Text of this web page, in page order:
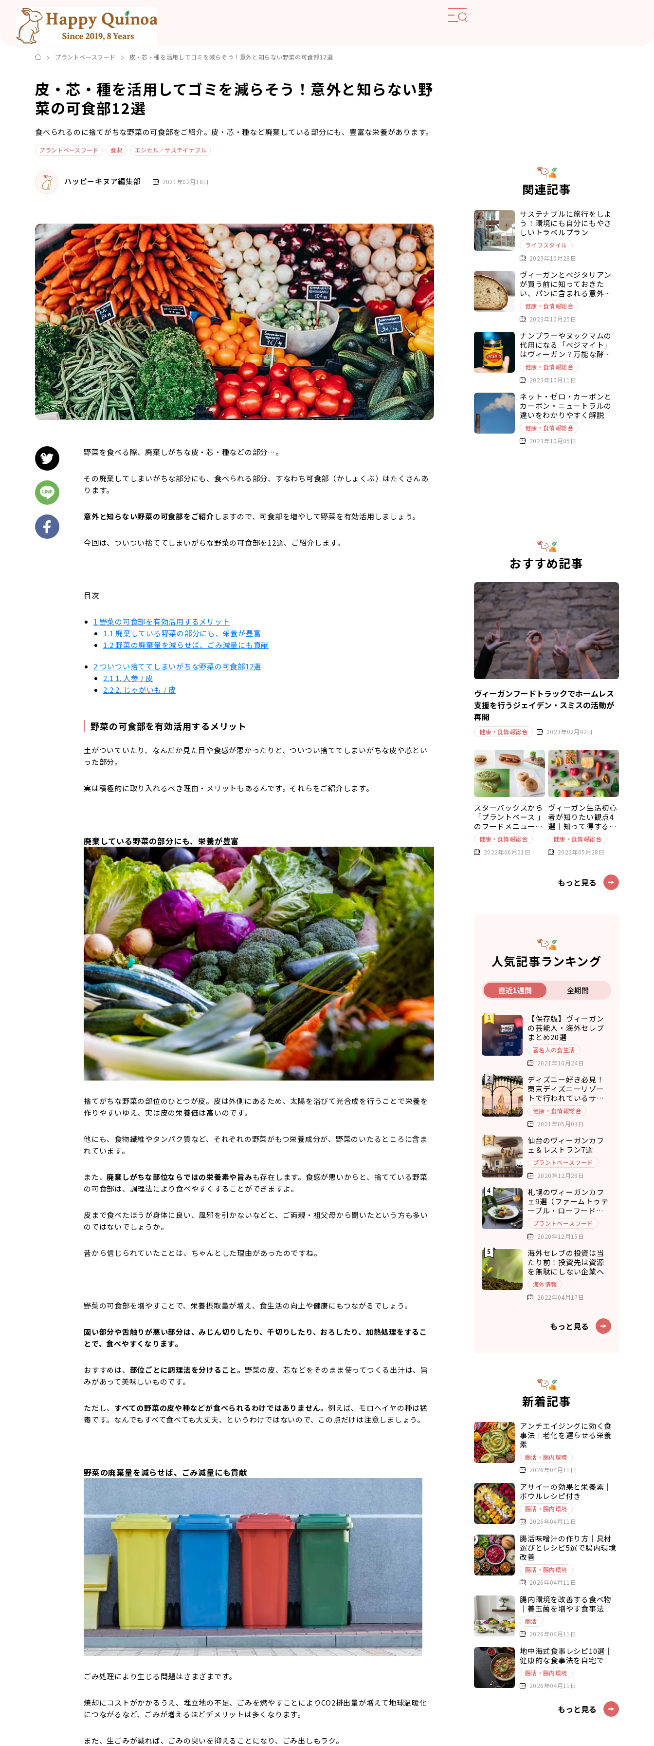
プラントベースフード 皮・芯・種を活用してゴミを減らそう！意外と知らない野菜の可食部12選
皮・芯・種を活用してゴミを減らそう！意外と知らない野
菜の可食部12選
食べられるのに捨てがちな野菜の可食部をご紹介。皮・芯・種など廃棄している部分にも、豊富な栄養があります。
プラントベースフード 食材 エシカル／サステイナブル
ハッピーキヌア編集部 2021年02月18日
野菜を食べる際、廃棄しがちな皮・芯・種などの部分…。
その廃棄してしまいがちな部分にも、食べられる部分、すなわち可食部（かしょくぶ）はたくさんあ
ります。
意外と知らない野菜の可食部をご紹介しますので、可食部を増やして野菜を有効活用しましょう。
今回は、ついつい捨ててしまいがちな野菜の可食部を12選、ご紹介します。
目次
1 野菜の可食部を有効活用するメリット
1.1 廃棄している野菜の部分にも、栄養が豊富
1.2野菜の廃棄量を減らせば、ごみ減量にも貢献
2 ついつい捨ててしまいがちな野菜の可食部12選
2.1 1. 人参 / 皮
2.2 2. じゃがいも / 皮
野菜の可食部を有効活用するメリット
土がついていたり、なんだか見た目や食感が悪かったりと、ついつい捨ててしまいがちな皮や芯とい
った部分。
実は積極的に取り入れるべき理由・メリットもあるんです。それらをご紹介します。
廃棄している野菜の部分にも、栄養が豊富
捨てがちな野菜の部位のひとつが皮。皮は外側にあるため、太陽を浴びて光合成を行うことで栄養を
作りやすいゆえ、実は皮の栄養価は高いのです。
他にも、食物繊維やタンパク質など、それぞれの野菜がもつ栄養成分が、野菜のいたるところに含ま
れています。
また、廃棄しがちな部位ならではの栄養素や旨みも存在します。食感が悪いからと、捨てている野菜
の可食部は、調理法により食べやすくすることができますよ。
皮まで食べたほうが身体に良い、風邪を引かないなどと、ご両親・祖父母から聞いたという方も多い
のではないでしょうか。
昔から信じられていたことは、ちゃんとした理由があったのですね。
野菜の可食部を増やすことで、栄養摂取量が増え、食生活の向上や健康にもつながるでしょう。
固い部分や舌触りが悪い部分は、みじん切りしたり、千切りしたり、おろしたり、加熱処理をするこ
とで、食べやすくなります。
おすすめは、 部位ごとに調理法を分けること。 野菜の皮、芯などをそのまま使ってつくる出汁は、旨
みがあって美味しいものです。
ただし、 すべての野菜の皮や種などが食べられるわけではありません。 例えば、モロヘイヤの種は猛
毒です。なんでもすべて食べても大丈夫、というわけではないので、この点だけは注意しましょう。
野菜の廃棄量を減らせば、ごみ減量にも貢献
ごみ処理により生じる問題はさまざまです。
焼却にコストがかかるうえ、埋立地の不足、ごみを燃やすことによりCO2排出量が増えて地球温暖化
につながるなど、ごみが増えるほどデメリットは多くなります。
また、生ごみが減れば、ごみの臭いを抑えることになり、ごみ出しもラク。
関連記事
サステナブルに旅行をしよ
う！環境にも自分にもやさ
しいトラベルプラン
ライフスタイル
2023年10月28日
ヴィーガンとベジタリアン
が買う前に知っておきた
い、パンに含まれる意外な
動物由来原料とは？
健康・食情報総合
2023年10月25日
ナンプラーやヌックマムの
代用になる「ベジマイト」
はヴィーガン？万能な酵母
エキスベースの調味料を徹
底解説
健康・食情報総合
2023年10月11日
ネット・ゼロ・カーボンと
カーボン・ニュートラルの
違いをわかりやすく解説
健康・食情報総合
2023年10月05日
おすすめ記事
ヴィーガンフードトラックでホームレス
支援を行うジェイデン・スミスの活動が
再開
健康・食情報総合 2023年02月02日
スターバックスから
「プラントベース 」
のフードメニューが
新発売
健康・食情報総合
2022年06月01日
ヴィーガン生活初心
者が知りたい観点4
選｜知って得する豆
知識～基本編～
健康・食情報総合
2022年05月28日
もっと見る
人気記事ランキング
直近1週間 全期間
【保存版】ヴィーガン
の芸能人・海外セレブ
まとめ20選
著名人の食生活
2021年10月24日
ディズニー好き必見！
東京ディズニーリゾー
トで行われているサス
テナブルな取り組み5選
健康・食情報総合
2021年05月03日
仙台のヴィーガンカフ
ェ＆レストラン7選
プラントベースフード
2020年12月28日
札幌のヴィーガンカフ
ェ9選（ファームトゥテ
ーブル・ローフードカ
フェ・チキュウ）
プラントベースフード
2020年12月15日
海外セレブの投資は当
たり前！投資先は資源
を無駄にしない企業へ
海外情報
2022年04月17日
もっと見る
新着記事
アンチエイジングに効く食
事法｜老化を遅らせる栄養
素
腸活・腸内環境
2026年04月11日
アサイーの効果と栄養素｜
ボウルレシピ付き
腸活・腸内環境
2026年04月11日
腸活味噌汁の作り方｜具材
選びとレシピ5選で腸内環境
改善
腸活・腸内環境
2026年04月11日
腸内環境を改善する食べ物
｜善玉菌を増やす食事法
腸活
2026年04月11日
地中海式食事レシピ10選｜
健康的な食事法を自宅で
腸活・腸内環境
2026年04月11日
もっと見る